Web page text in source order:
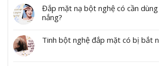
Đắp mặt nạ bột nghệ có cần
nắng?
Tinh bột nghệ đắp mặt có bị bắt